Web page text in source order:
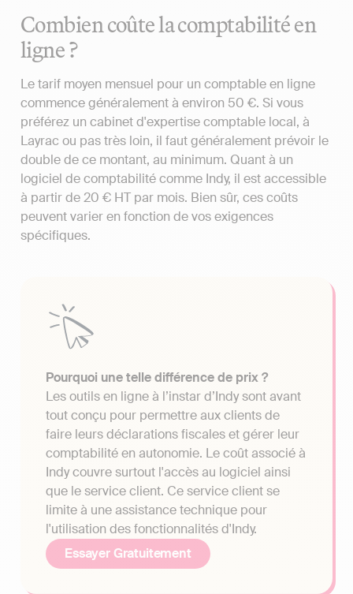
Combien coûte la comptabilité en
ligne ?
Le tarif moyen mensuel pour un comptable en ligne
commence généralement à environ 50 €. Si vous
préférez un cabinet d'expertise comptable local, à
Layrac ou pas très loin, il faut généralement prévoir le
double de ce montant, au minimum. Quant à un
logiciel de comptabilité comme Indy, il est accessible
à partir de 20 € HT par mois. Bien sûr, ces coûts
peuvent varier en fonction de vos exigences
spécifiques.
Pourquoi une telle différence de prix ?
Les outils en ligne à l’instar d’Indy sont avant
tout conçu pour permettre aux clients de
faire leurs déclarations fiscales et gérer leur
comptabilité en autonomie. Le coût associé à
Indy couvre surtout l'accès au logiciel ainsi
que le service client. Ce service client se
limite à une assistance technique pour
l'utilisation des fonctionnalités d'Indy.
Essayer Gratuitement